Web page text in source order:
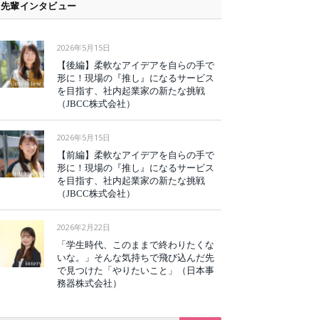
先輩インタビュー
2026年5月15日
【後編】柔軟なアイデアを自らの手で
形に！現場の『推し』になるサービス
を目指す、社内起業家の新たな挑戦
（JBCC株式会社）
2026年5月15日
【前編】柔軟なアイデアを自らの手で
形に！現場の『推し』になるサービス
を目指す、社内起業家の新たな挑戦
（JBCC株式会社）
2026年2月22日
「学生時代、このままで終わりたくな
いな。」そんな気持ちで飛び込んだ先
で見つけた「やりたいこと」（日本事
務器株式会社）